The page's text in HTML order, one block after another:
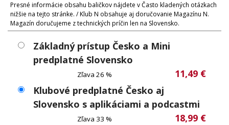
Presné informácie obsahu baličkov nájdete v Často kladených otázkach
nižšie na tejto stránke. / Klub N obsahuje aj doručovanie Magazínu N.
Magazín doručujeme z technických príčin len na Slovensko.
Základný prístup Česko a Mini
predplatné Slovensko
Zľava 26 %
11,49 €
Klubové predplatné Česko aj
Slovensko s aplikáciami a podcastmi
Zľava 33 % 18,99 €